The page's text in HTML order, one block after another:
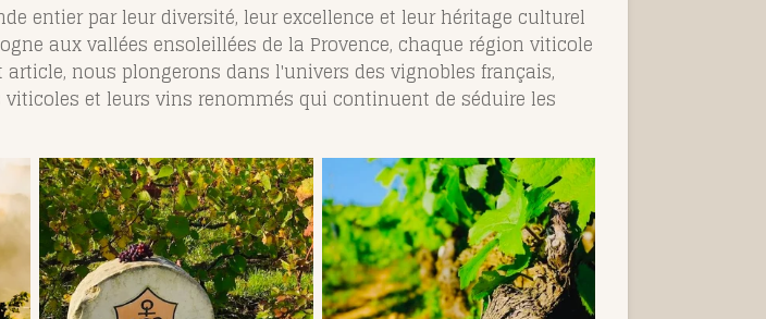
entier par leur diversité, leur excellence et leur héritage culturel
aux vallées ensoleillées de la Provence, chaque région viticole
nous plongerons dans l'univers des vignobles français,
et leurs vins renommés qui continuent de séduire les